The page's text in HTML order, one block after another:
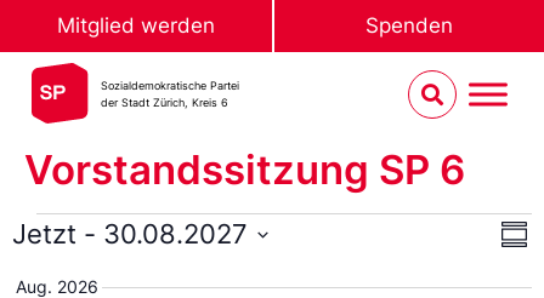
Mitglied werden Spenden
Sozialdemokratische Partei
der Stadt Zürich, Kreis 6
Vorstandssitzung SP 6
Jetzt - 30.08.2027
date.
Aug. 2026